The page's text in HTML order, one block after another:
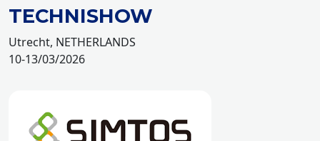
TECHNISHOW
Utrecht, NETHERLANDS
10-13/03/2026